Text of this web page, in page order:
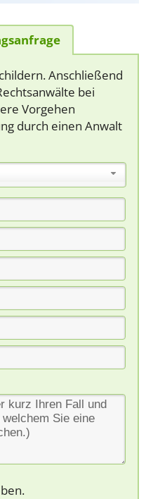
Anschließend
bei
Vorgehen
durch einen Anwalt